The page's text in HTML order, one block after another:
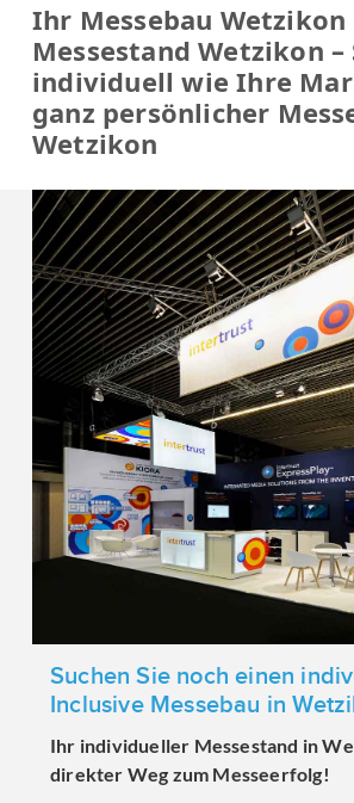
Ihr Messebau Wetzikon
Messestand Wetzikon –
individuell wie Ihre
ganz persönlicher
Wetzikon
Suchen Sie noch einen
Inclusive Messebau in
Ihr individueller Messestand in
direkter Weg zum Messeerfolg!